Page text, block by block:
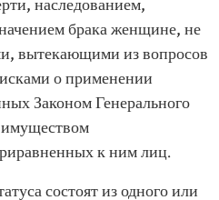
наследованием,
брака женщине, не
вытекающими из вопросов
о применении
Законом Генерального
имуществом
к ним лиц.
состоят из одного или